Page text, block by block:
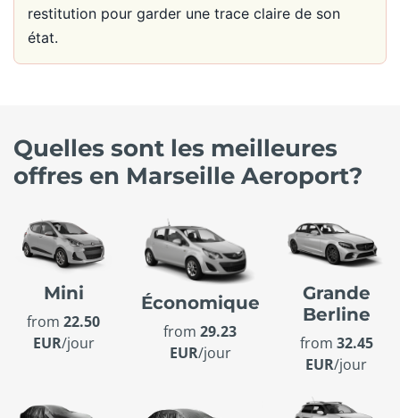
restitution pour garder une trace claire de son
état.
Quelles sont les meilleures
offres en Marseille Aeroport?
Mini
from22.50
EUR/jour
Économique
from 29.23
EUR/jour
Grande
Berline
from 32.45
EUR/jour